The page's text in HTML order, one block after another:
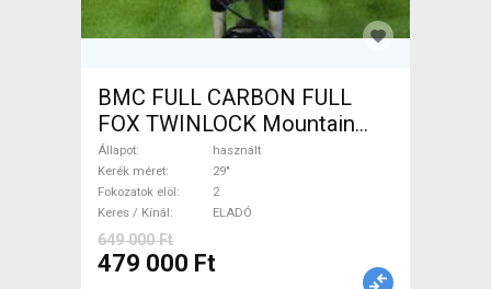
BMC FULL CARBON FULL
FOX TWINLOCK Mountain
Bike 29" össztelós / fully
használt ELADÓ
Állapot
használt
Kerék méret
29"
Fokozatok elöl
2
Keres / Kínál
ELADÓ
649 000 Ft
479 000 Ft